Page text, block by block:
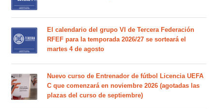
El calendario del grupo VI de Tercera Federación
RFEF para la temporada 2026/27 se sorteará el
martes 4 de agosto
Nuevo curso de Entrenador de fútbol Licencia UEFA
C que comenzará en noviembre 2026 (agotadas las
plazas del curso de septiembre)